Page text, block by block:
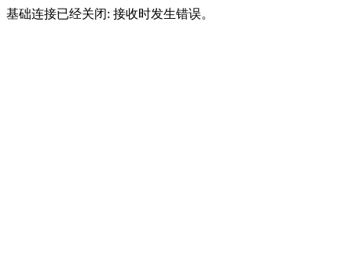
基础连接已经关闭: 接收时发生错误。